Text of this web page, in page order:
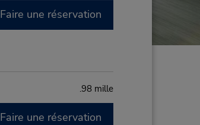
Faire une réservation
.98 mille
Faire une réservation